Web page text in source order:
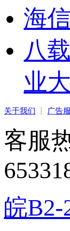
海
八
业
关于我们 ┊ 广告
客服
皖B2-